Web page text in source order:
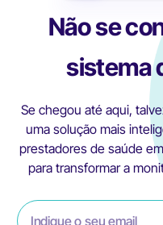
Não se
sistema
Se chegou até aqui,
uma solução mais
prestadores de saúde
para transformar a